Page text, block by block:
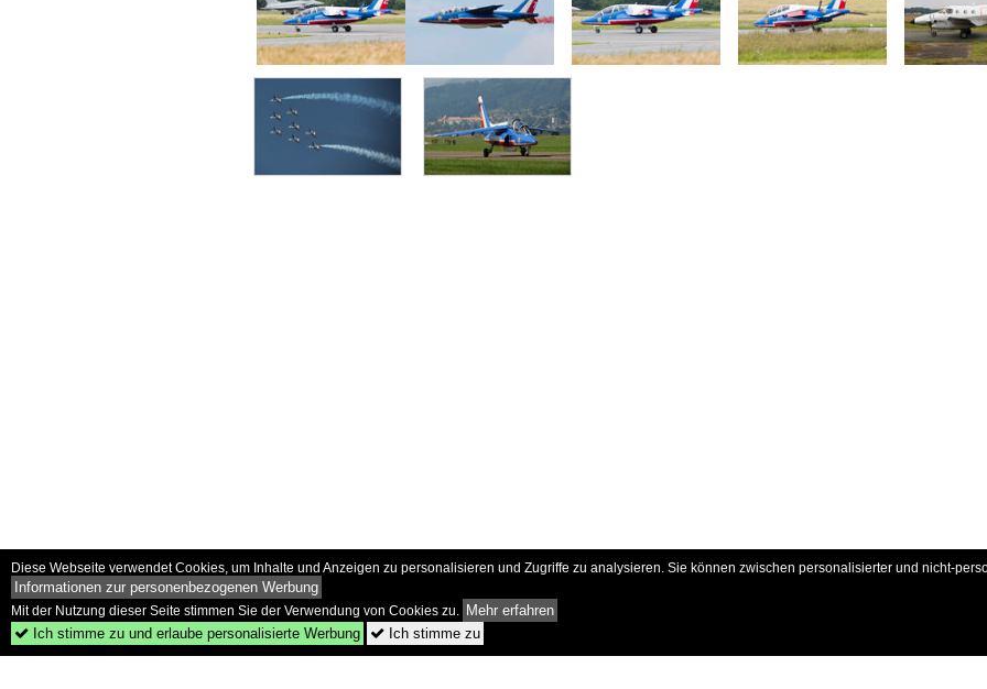
Diese Webseite verwendet Cookies, um Inhalte und Anzeigen zu personalisieren und Zugriffe zu analysieren. Sie können zwischen personalisierter und nicht-
Informationen zur personenbezogenen Werbung
Mit der Nutzung dieser Seite stimmen Sie der Verwendung von Cookies zu. Mehr erfahren
 Ich stimme zu und erlaube personalisierte Werbung  Ich stimme zu